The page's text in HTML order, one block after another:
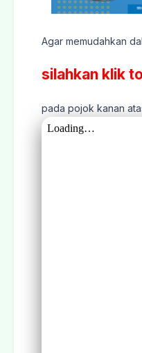
Agar memudahkan
silahkan klik
pada pojok kanan